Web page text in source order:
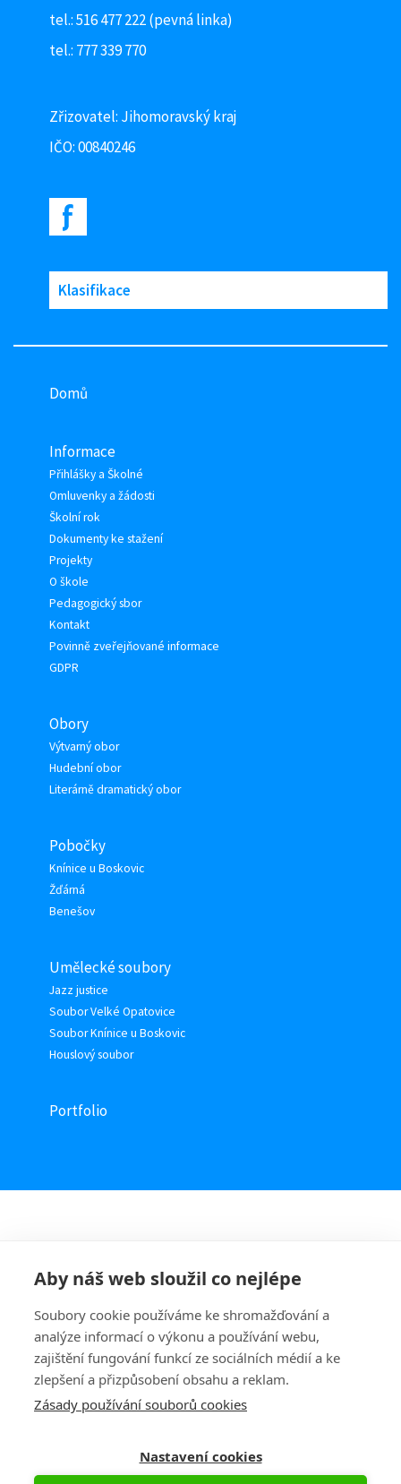
tel.: 516 477 222 (pevná linka)
tel.: 777 339 770
Zřizovatel: Jihomoravský kraj
IČO: 00840246
Klasifikace
Domů
Informace
Přihlášky a Školné
Omluvenky a žádosti
Školní rok
Dokumenty ke stažení
Projekty
O škole
Pedagogický sbor
Kontakt
Povinně zveřejňované informace
GDPR
Obory
Výtvarný obor
Hudební obor
Literárně dramatický obor
Pobočky
Knínice u Boskovic
Žďárná
Benešov
Umělecké soubory
Jazz justice
Soubor Velké Opatovice
Soubor Knínice u Boskovic
Houslový soubor
Portfolio
Aby náš web sloužil co nejlépe
Soubory cookie používáme ke shromažďování a
analýze informací o výkonu a používání webu,
zajištění fungování funkcí ze sociálních médií a ke
zlepšení a přizpůsobení obsahu a reklam.
Zásady používání souborů cookies
Nastavení cookies